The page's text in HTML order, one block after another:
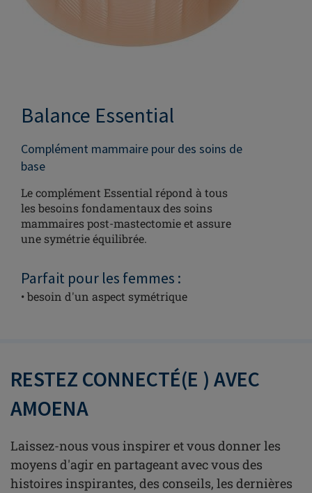
Balance Essential
Complément mammaire pour des soins de
base
Le complément Essential répond à tous
les besoins fondamentaux des soins
mammaires post-mastectomie et assure
une symétrie équilibrée.
Parfait pour les femmes :
• besoin d'un aspect symétrique
RESTEZ CONNECTÉ(E ) AVEC
AMOENA
Laissez-nous vous inspirer et vous donner les
moyens d'agir en partageant avec vous des
histoires inspirantes, des conseils, les dernières